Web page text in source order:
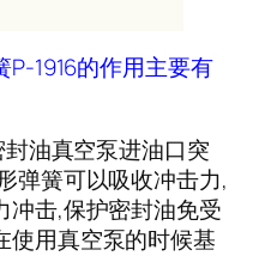
1916的作用主要有
油真空泵进油口突
弹簧可以吸收冲击力,
冲击,保护密封油免受
使用真空泵的时候基